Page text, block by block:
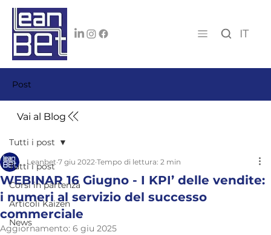
IT
Post
Vai al Blog
Tutti i post
Corsi in partenza
Articoli Kaizen
News
Tutti i post
WEBINAR 16 Giugno - I KPI’ delle vendite:
i numeri al servizio del successo
commerciale
Leanbet 7 giu 2022 Tempo di lettura: 2 min
Aggiornamento: 6 giu 2025